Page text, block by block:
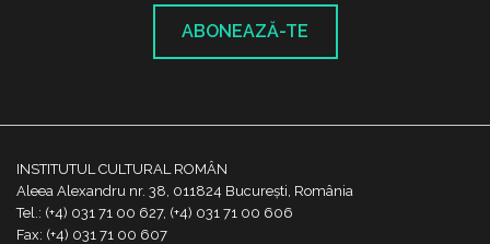
ABONEAZĂ-TE
INSTITUTUL CULTURAL ROMÂN
Aleea Alexandru nr. 38, 011824 București, România
Tel.: (+4) 031 71 00 627, (+4) 031 71 00 606
Fax: (+4) 031 71 00 607